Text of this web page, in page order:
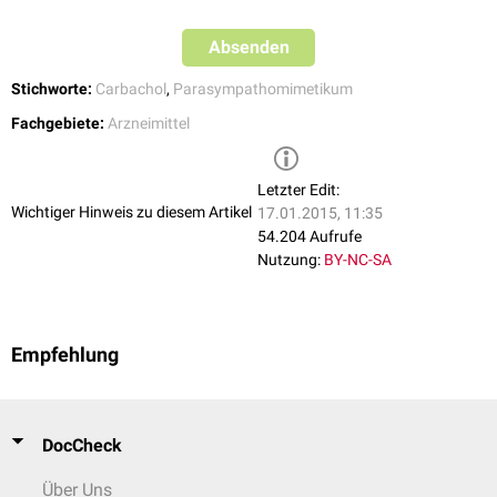
Absenden
Stichworte: Carbachol, Parasympathomimetikum
Fachgebiete: Arzneimittel
Wichtiger Hinweis zu diesem Artikel
Letzter Edit:
17.01.2015, 11:35
54.204 Aufrufe
Nutzung: BY-NC-SA
Empfehlung
DocCheck
Über Uns